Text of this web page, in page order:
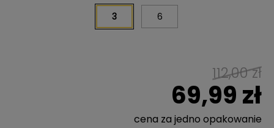
3 6
112,00 zł
69,99 zł
cena za jedno opakowanie